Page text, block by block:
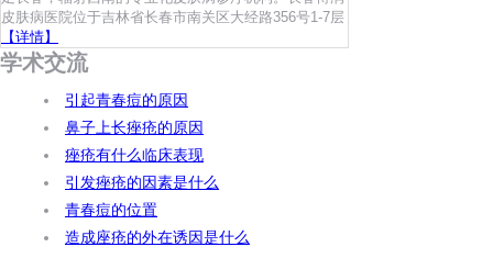
皮肤病医院位于吉林省长春市南关区大经路356号1-7层
【详情】
学术交流
引起青春痘的原因
鼻子上长痤疮的原因
痤疮有什么临床表现
引发痤疮的因素是什么
青春痘的位置
造成座疮的外在诱因是什么